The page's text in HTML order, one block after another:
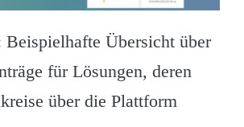
Übersicht über
für Lösungen, deren
über die Plattform